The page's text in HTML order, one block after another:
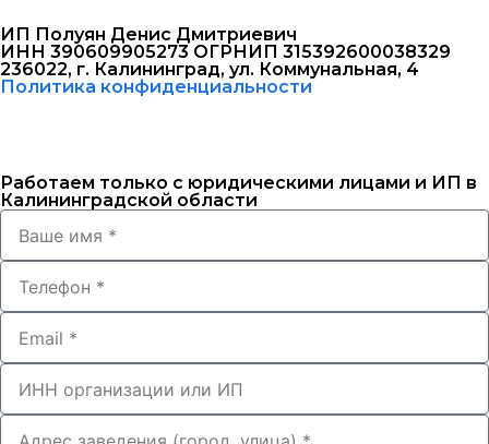
ИП Полуян Денис Дмитриевич
ИНН 390609905273 ОГРНИП 315392600038329
236022, г. Калининград, ул. Коммунальная, 4
Политика конфиденциальности
Работаем только с юридическими лицами и ИП в
Калининградской области